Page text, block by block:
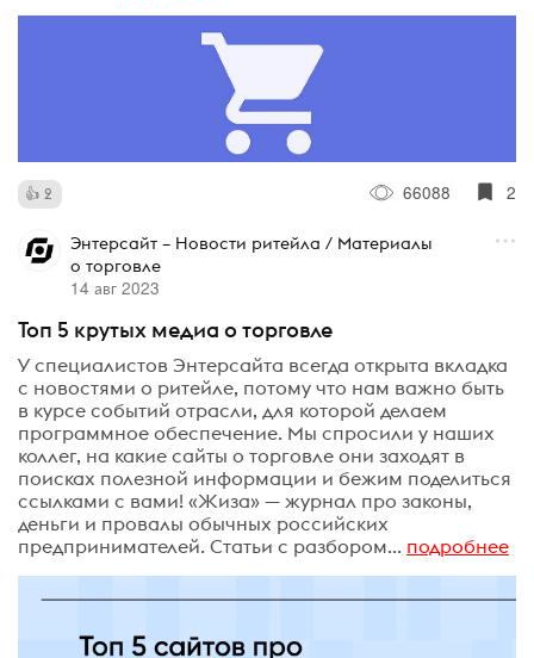
2 66088 2
Энтерсайт – Новости ритейла / Материалы
о торговле
14 авг 2023
Топ 5 крутых медиа о торговле
У специалистов Энтерсайта всегда открыта вкладка
с новостями о ритейле, потому что нам важно быть
в курсе событий отрасли, для которой делаем
программное обеспечение. Мы спросили у наших
коллег, на какие сайты о торговле они заходят в
поисках полезной информации и бежим поделиться
ссылками с вами! «Жиза» — журнал про законы,
деньги и провалы обычных российских
предпринимателей. Статьи с разбором... подробнее